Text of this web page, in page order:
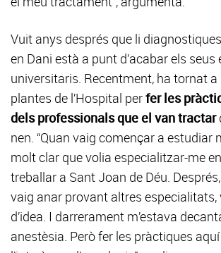
Vuit anys després que li
en Dani està a punt d’acabar els seus
universitaris. Recentment, ha tornat a
plantes de l’Hospital perfer les
dels professionals que el van tractar
nen. “Quan vaig començar a estudiar
molt clar que volia especialitzar-me
treballar a Sant Joan de Déu.
vaig anar provant altres
d’idea. I darrerament m’estava
anestèsia. Però fer les pràctiques